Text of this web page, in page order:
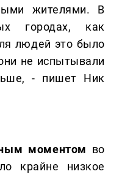
жителями. В
городах, как
людей это было
не испытывали
- пишет Ник
моментом во
крайне низкое